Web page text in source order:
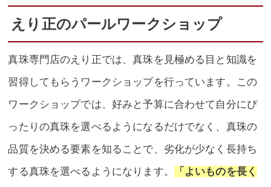
えり正のパールワークショップ
真珠専門店のえり正では、真珠を見極める目と知識を
習得してもらうワークショップを行っています。この
ワークショップでは、好みと予算に合わせて自分にぴ
ったりの真珠を選べるようになるだけでなく、真珠の
品質を決める要素を知ることで、劣化が少なく長持ち
する真珠を選べるようになります。
「よいものを長く